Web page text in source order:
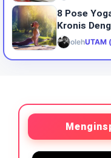
8 Pose
Kronis
olehUTAM